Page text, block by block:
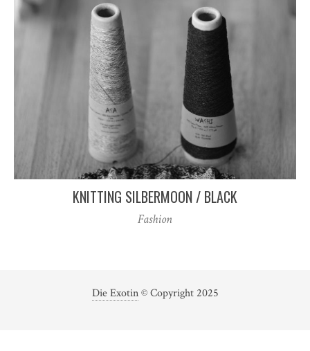
KNITTING SILBERMOON / BLACK
Fashion
Die Exotin© Copyright 2025